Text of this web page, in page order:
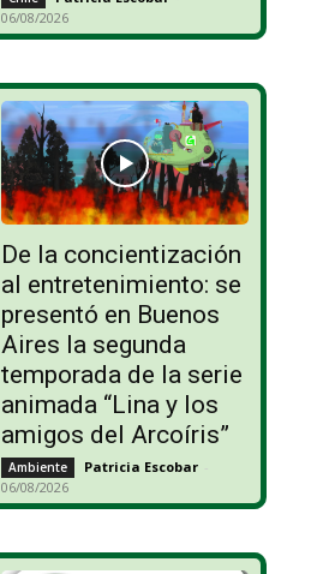
06/08/2026
De la concientización
al entretenimiento: se
presentó en Buenos
Aires la segunda
temporada de la serie
animada “Lina y los
amigos del Arcoíris”
Ambiente Patricia Escobar -
06/08/2026